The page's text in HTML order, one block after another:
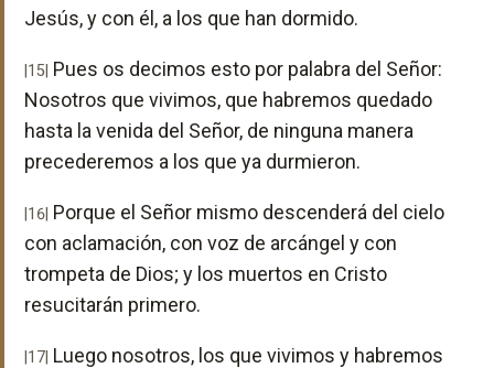
Jesús, y con él, a los que han dormido.
|15| Pues os decimos esto por palabra del Señor:
Nosotros que vivimos, que habremos quedado
hasta la venida del Señor, de ninguna manera
precederemos a los que ya durmieron.
|16| Porque el Señor mismo descenderá del cielo
con aclamación, con voz de arcángel y con
trompeta de Dios; y los muertos en Cristo
resucitarán primero.
|17| Luego nosotros, los que vivimos y habremos